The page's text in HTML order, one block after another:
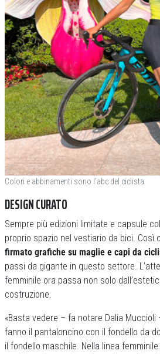
Colori e abbinamenti sono l’abc del ciclista
DESIGN CURATO
Sempre più edizioni limitate e capsule
proprio spazio nel vestiario da bici. Così
firmato grafiche su maglie e capi da
passi da gigante in questo settore.
femminile ora passa non solo
costruzione.
«Basta vedere – fa notare Dalia
fanno il pantaloncino con il fondello da
il fondello maschile. Nella linea